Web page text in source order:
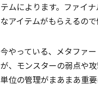
テムによります。ファイ
なアイテムがもらえるの
今やっている、メタファ
が、モンスターの弱点や
単位の管理がまあまあ重